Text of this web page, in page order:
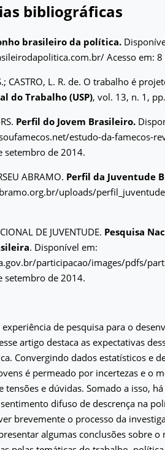
bibliográficas
brasileiro da política.
Acesso em:
CASTRO, L. R. de. O trabalho é
do Trabalho (USP), vol. 13, n. 1,
Perfil do Jovem Brasileiro.
estudo-da-famecos-
setembro de 2014.
ABRAMO. Perfil da Juventude
uploads/
DE JUVENTUDE. Pesquisa
. Disponível em:
participacao/images/pdfs/
setembro de 2014.
de pesquisa para o
artigo destaca as expectativas
Convergindo dados estatísticos e
é permeado por incertezas e o
tensões e dúvidas. Somado a isso,
difuso de descrença na
brevemente o processo da
algumas conclusões sobre